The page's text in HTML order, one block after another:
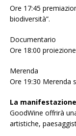
Ore 17:45
biodiversità”.
Documentario
Ore 18:00
Merenda
Ore 19:30 Merenda
La manifestazione
GoodWine offrirà
artistiche,